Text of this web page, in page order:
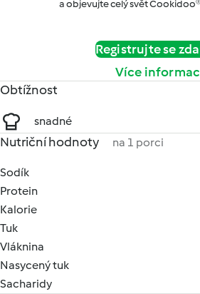
a objevujte celý svět
Registrujte se
Více
Obtížnost
snadné
Nutriční hodnoty na 1 porci
Sodík
Protein
Kalorie
Tuk
Vláknina
Nasycený tuk
Sacharidy